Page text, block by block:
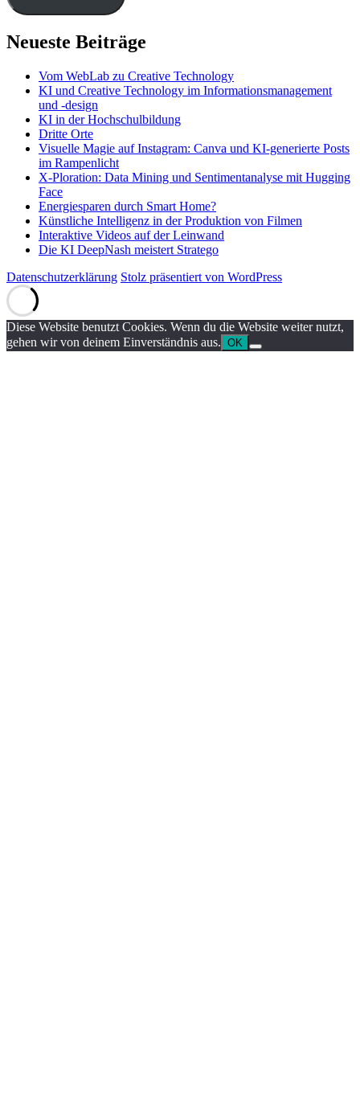
Neueste Beiträge
Vom WebLab zu Creative Technology
KI und Creative Technology im Informationsmanagement
und -design
KI in der Hochschulbildung
Dritte Orte
Visuelle Magie auf Instagram: Canva und KI-generierte Posts
im Rampenlicht
X-Ploration: Data Mining und Sentimentanalyse mit Hugging
Face
Energiesparen durch Smart Home?
Künstliche Intelligenz in der Produktion von Filmen
Interaktive Videos auf der Leinwand
Die KI DeepNash meistert Stratego
Datenschutzerklärung Stolz präsentiert von WordPress
Diese Website benutzt Cookies. Wenn du die Website weiter nutzt,
gehen wir von deinem Einverständnis aus. OK